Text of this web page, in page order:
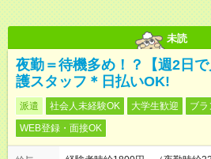
未読
夜勤＝待機多め！？【週2日
護スタッフ＊日払いOK!
派遣 社会人未経験OK 大学生歓迎
ブラ
WEB登録・面接OK